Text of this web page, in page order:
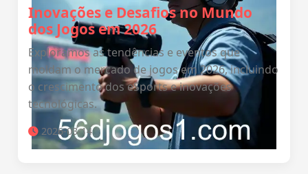
Inovações e Desafios no Mundo
dos Jogos em 2026
Exploramos as tendências e eventos que
moldam o mercado de jogos em 2026, incluindo
o crescimento dos eSports e inovações
tecnológicas.
2026-03-14